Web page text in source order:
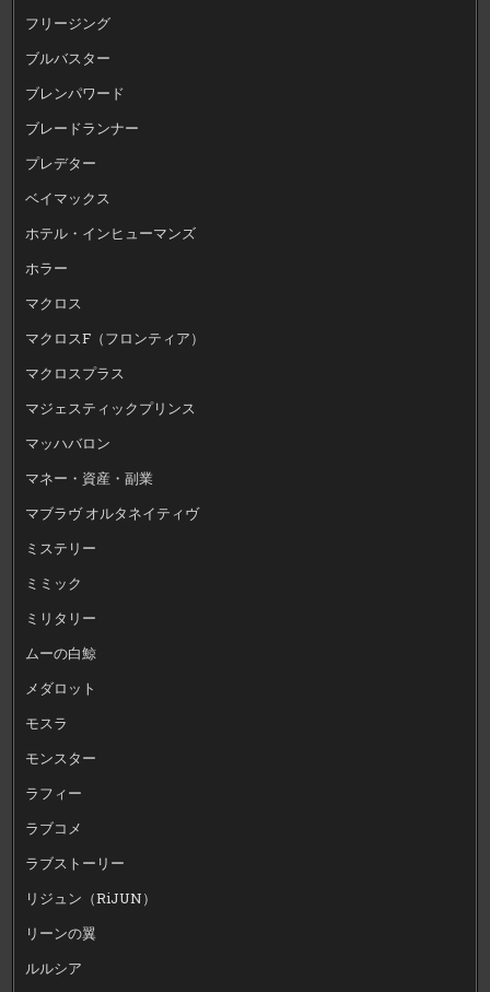
フリージング
ブルバスター
ブレンパワード
ブレードランナー
プレデター
ベイマックス
ホテル・インヒューマンズ
ホラー
マクロス
マクロスF（フロンティア）
マクロスプラス
マジェスティックプリンス
マッハバロン
マネー・資産・副業
マブラヴ オルタネイティヴ
ミステリー
ミミック
ミリタリー
ムーの白鯨
メダロット
モスラ
モンスター
ラフィー
ラブコメ
ラブストーリー
リジュン（RiJUN）
リーンの翼
ルルシア